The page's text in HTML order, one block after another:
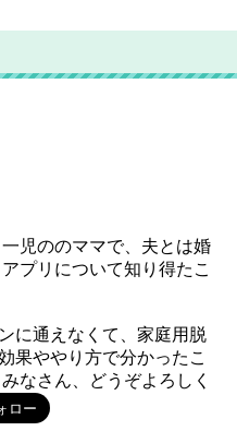
児ののママで、夫とは婚
プリについて知り得たこ
に通えなくて、家庭用脱
果ややり方で分かったこ
なさん、どうぞよろしく